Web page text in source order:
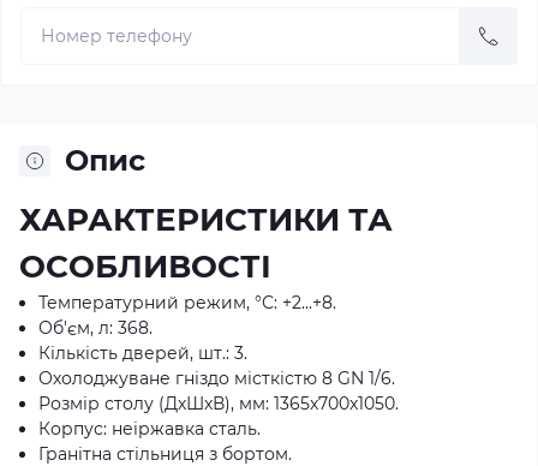
Опис
ХАРАКТЕРИСТИКИ ТА
ОСОБЛИВОСТІ
Температурний режим, °С: +2...+8.
Об'єм, л: 368.
Кількість дверей, шт.: 3.
Охолоджуване гніздо місткістю 8 GN 1/6.
Розмір столу (ДхШхВ), мм: 1365x700x1050.
Корпус: неіржавка сталь.
Гранітна стільниця з бортом.